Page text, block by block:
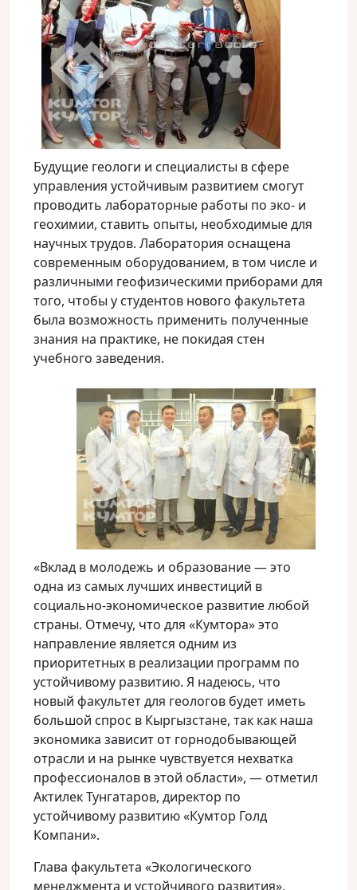
Будущие геологи и специалисты в сфере
управления устойчивым развитием смогут
проводить лабораторные работы по эко- и
геохимии, ставить опыты, необходимые для
научных трудов. Лаборатория оснащена
современным оборудованием, в том числе и
различными геофизическими приборами для
того, чтобы у студентов нового факультета
была возможность применить полученные
знания на практике, не покидая стен
учебного заведения.
«Вклад в молодежь и образование — это
одна из самых лучших инвестиций в
социально-экономическое развитие любой
страны. Отмечу, что для «Кумтора» это
направление является одним из
приоритетных в реализации программ по
устойчивому развитию. Я надеюсь, что
новый факультет для геологов будет иметь
большой спрос в Кыргызстане, так как наша
экономика зависит от горнодобывающей
отрасли и на рынке чувствуется нехватка
профессионалов в этой области», — отметил
Актилек Тунгатаров, директор по
устойчивому развитию «Кумтор Голд
Компани».
Глава факультета «Экологического
менеджмента и устойчивого развития»,